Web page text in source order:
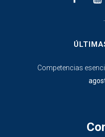
Competencias